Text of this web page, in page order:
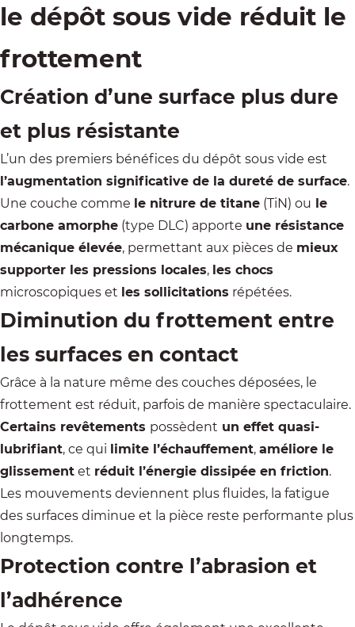
le dépôt sous vide réduit le
frottement
Création d’une surface plus dure
et plus résistante
L’un des premiers bénéfices du dépôt sous vide est
l’augmentation significative de la dureté de surface.
Une couche comme le nitrure de titane (TiN) ou le
carbone amorphe (type DLC) apporte une résistance
mécanique élevée, permettant aux pièces de mieux
supporter les pressions locales, les chocs
microscopiques et les sollicitations répétées.
Diminution du frottement entre
les surfaces en contact
Grâce à la nature même des couches déposées, le
frottement est réduit, parfois de manière spectaculaire.
Certains revêtements possèdent un effet quasi-
lubrifiant, ce qui limite l’échauffement, améliore le
glissement et réduit l’énergie dissipée en friction.
Les mouvements deviennent plus fluides, la fatigue
des surfaces diminue et la pièce reste performante plus
longtemps.
Protection contre l’abrasion et
l’adhérence